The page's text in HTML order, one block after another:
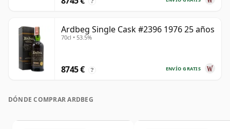
Ardbeg Single Cask #2396 1976 25 años
70cl • 53.5%
ENVÍO GRATIS
8745 € ?
DÓNDE COMPRAR ARDBEG